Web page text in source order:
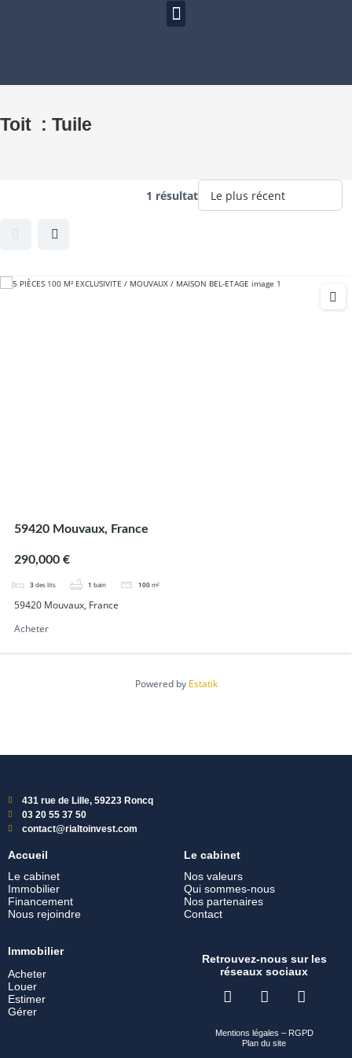
Toit : Tuile
1 résultat
59420 Mouvaux, France
290,000 €
3 des lits 1 bain 100 m²
59420 Mouvaux, France
Acheter
Powered by Estatik
431 rue de Lille, 59223 Roncq
03 20 55 37 50
contact@rialtoinvest.com
Accueil
Le cabinet
Immobilier
Financement
Nous rejoindre
Le cabinet
Nos valeurs
Qui sommes-nous
Nos partenaires
Contact
Immobilier
Acheter
Louer
Estimer
Gérer
Retrouvez-nous sur les
réseaux sociaux
Mentions légales – RGPD
Plan du site